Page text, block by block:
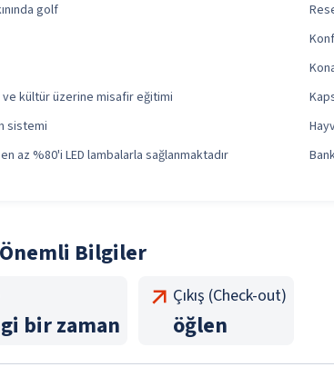
golf
kültür üzerine misafir eğitimi
sistemi
az %80'i LED lambalarla sağlanmaktadır
Önemli Bilgiler
bir zaman
Çıkış (Check-out)
öğlen